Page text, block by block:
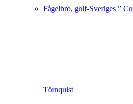
Fågelbro, golf-Sveriges ”
Törnquist